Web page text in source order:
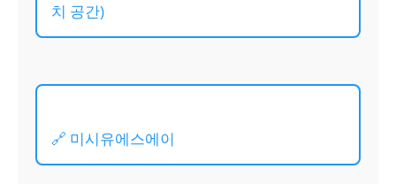
치 공간)
🔗 미시유에스에이